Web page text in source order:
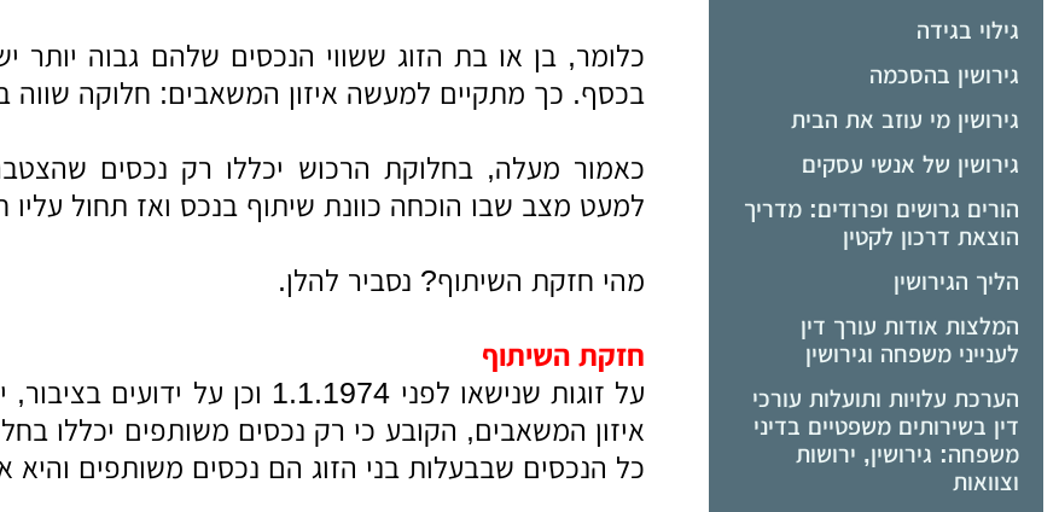
גילוי בגידה
גירושין בהסכמה
גירושין מי עוזב את הבית
גירושין של אנשי עסקים
הורים גרושים ופרודים: מדריך
הוצאת דרכון לקטין
הליך הגירושין
המלצות אודות עורך דין
לענייני משפחה וגירושין
הערכת עלויות ותועלות עורכי
דין בשירותים משפטיים בדיני
משפחה: גירושין, ירושות
וצוואות
כלומר, בן או בת הזוג ששווי הנכסים שלהם גבוה
בכסף. כך מתקיים למעשה איזון המשאבים: חלוקה שווה
כאמור מעלה, בחלוקת הרכוש יכללו רק נכסים
למעט מצב שבו הוכחה כוונת שיתוף בנכס ואז תחול עליו
מהי חזקת השיתוף? נסביר להלן.
חזקת השיתוף
על זוגות שנישאו לפני
איזון המשאבים, הקובע כי רק נכסים משותפים יכללו
כל הנכסים שבבעלות בני הזוג הם נכסים משותפים והיא